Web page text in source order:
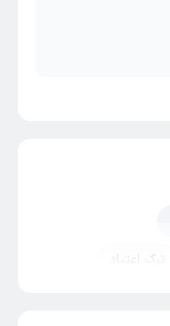
ترک اعتیاد